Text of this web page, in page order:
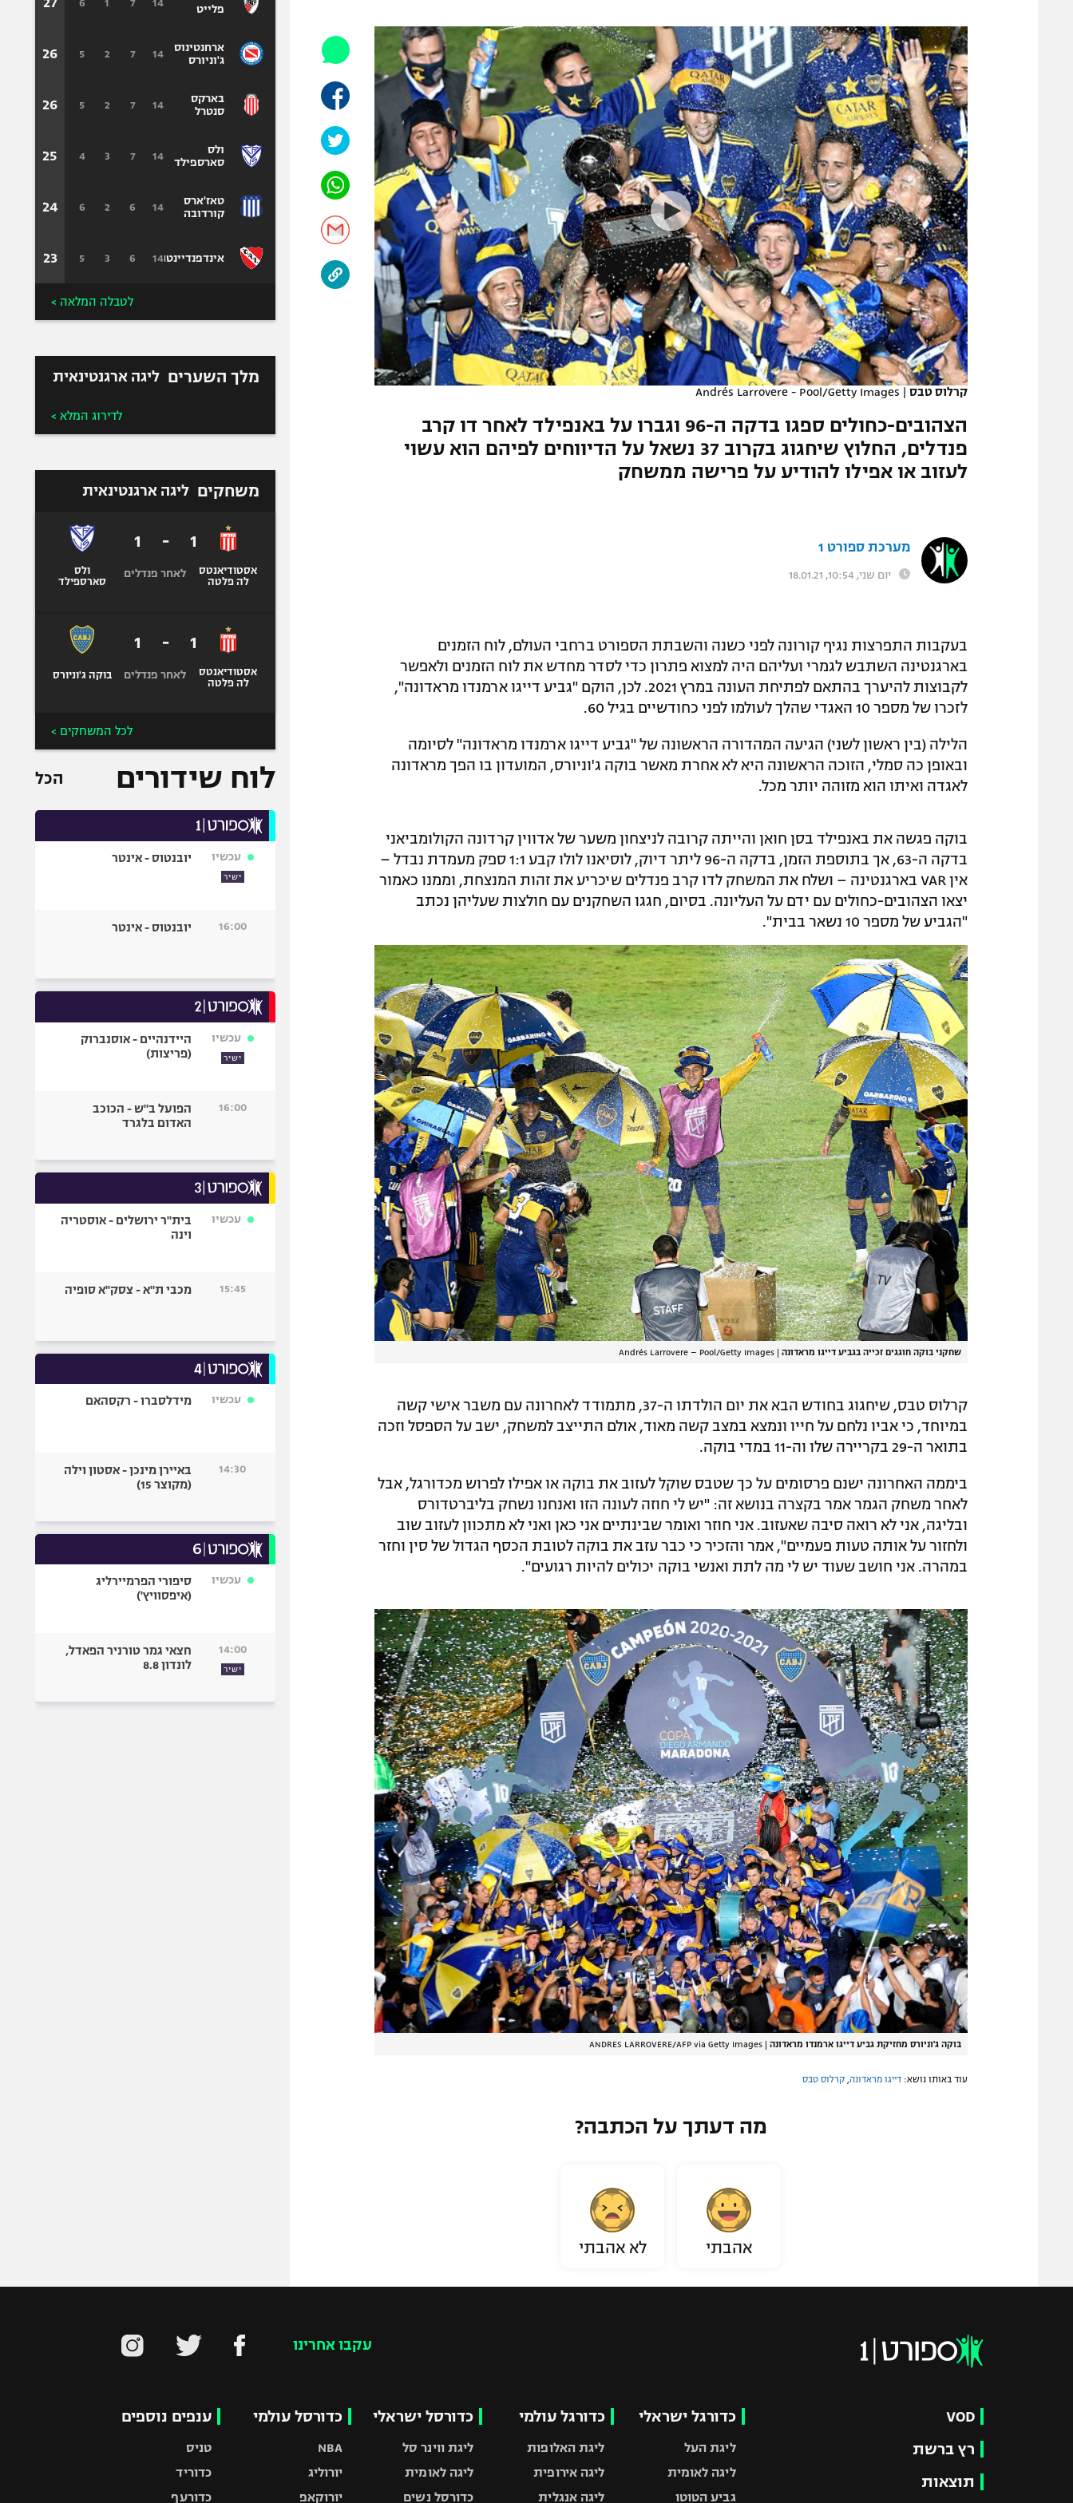
תקנון משתתפים וזוכים בפרסים
תקנון עבור פעילות אלקטרה
תקנון עבור פעילות ספורט 1 – "מרלן"
טניס
גיימינג E-Sports
תנאי שימוש
מדיניות פרטיות
תקנון פעילות ספורט 1
רשיון להקרנה פומבית לבית עסק
הצטרפות לחבילת הערוצים
לוח דרושים – ג'ובנט
תגיות
המגזין
הפועל תל אביב
הפועל חיפה
הפועל באר שבע
מכבי נתניה
בני יהודה
ליגה סינית
ליגה ברזילאית
ליגות נוספות
ספורט מוטורי
פוטבול אמריקאי NFL
ואקסטרים
גיימינג E-Sports
קרלוס טבס |
Andrés Larrovere - Pool/Getty Images
הצהובים-כחולים ספגו בדקה ה-96 וגברו על באנפילד לאחר דו קרב
פנדלים, החלוץ שיחגוג בקרוב 37 נשאל על הדיווחים לפיהם הוא עשוי
לעזוב או אפילו להודיע על פרישה ממשחק
מערכת ספורט 1
יום שני, 10:54, 18.01.21
בעקבות התפרצות נגיף קורונה לפני כשנה והשבתת הספורט ברחבי העולם, לוח הזמנים
בארגנטינה השתבש לגמרי ועליהם היה למצוא פתרון כדי לסדר מחדש את לוח הזמנים ולאפשר
לקבוצות להיערך בהתאם לפתיחת העונה במרץ 2021. לכן, הוקם "גביע דייגו ארמנדו מראדונה",
לזכרו של מספר 10 האגדי שהלך לעולמו לפני כחודשיים בגיל 60.
הלילה (בין ראשון לשני) הגיעה המהדורה הראשונה של "גביע דייגו ארמנדו מראדונה" לסיומה
ובאופן כה סמלי, הזוכה הראשונה היא לא אחרת מאשר בוקה ג'וניורס, המועדון בו הפך מראדונה
לאגדה ואיתו הוא מזוהה יותר מכל.
בוקה פגשה את באנפילד בסן חואן והייתה קרובה לניצחון משער של אדווין קרדונה הקולומביאני
בדקה ה-63, אך בתוספת הזמן, בדקה ה-96 ליתר דיוק, לוסיאנו לולו קבע 1:1 ספק מעמדת נבדל –
אין VAR בארגנטינה – ושלח את המשחק לדו קרב פנדלים שיכריע את זהות המנצחת, וממנו כאמור
יצאו הצהובים-כחולים עם ידם על העליונה. בסיום, חגגו השחקנים עם חולצות שעליהן נכתב
"הגביע של מספר 10 נשאר בבית".
שחקני בוקה חוגגים זכייה בגביע דייגו מראדונה |
Andrés Larrovere – Pool/Getty Images
קרלוס טבס, שיחגוג בחודש הבא את יום הולדתו ה-37, מתמודד לאחרונה עם משבר אישי קשה
במיוחד, כי אביו נלחם על חייו ונמצא במצב קשה מאוד, אולם התייצב למשחק, ישב על הספסל וזכה
בתואר ה-29 בקריירה שלו וה-11 במדי בוקה.
ביממה האחרונה ישנם פרסומים על כך שטבס שוקל לעזוב את בוקה או אפילו לפרוש מכדורגל, אבל
לאחר משחק הגמר אמר בקצרה בנושא זה: "יש לי חוזה לעונה הזו ואנחנו נשחק בליברטדורס
ובליגה, אני לא רואה סיבה שאעזוב. אני חוזר ואומר שבינתיים אני כאן ואני לא מתכוון לעזוב שוב
ולחזור על אותה טעות פעמיים", אמר והזכיר כי כבר עזב את בוקה לטובת הכסף הגדול של סין וחזר
במהרה. אני חושב שעוד יש לי מה לתת ואנשי בוקה יכולים להיות רגועים".
בוקה ג'וניורס מחזיקת גביע דייגו ארמנדו מראדונה |
ANDRES LARROVERE/AFP via Getty Images
עוד באותו נושא: דייגו מראדונה קרלוס טבס
מה דעתך על הכתבה?
אהבתי לא אהבתי
פלייט
ארחנטינוס
ג'וניורס
בארקס
סנטרל
ולס
סארספילד
טאז'ארס
קורדובה
אינדפנדיינטה
14
7
1
6
14
7
2
5
14
7
2
5
14
7
3
4
14
6
2
6
14
6
3
5
26
26
25
24
23
לטבלה המלאה >
מלך השערים ליגה ארגנטינאית
לדירוג המלא >
משחקים ליגה ארגנטינאית
אסטודיאנטס
לה פלטה
1
-
1
לאחר פנדלים
ולס
סארספילד
אסטודיאנטס
לה פלטה
1
-
1
לאחר פנדלים בוקה ג'וניורס
לכל המשחקים >
לוח שידורים הכל
עכשיו
ישיר
יובנטוס - אינטר
16:00 יובנטוס - אינטר
עכשיו
ישיר
היידנהיים - אוסנברוק
(פריצות)
16:00
הפועל ב"ש - הכוכב
האדום בלגרד
עכשיו
בית"ר ירושלים - אוסטריה
וינה
15:45 מכבי ת"א - צסק"א סופיה
עכשיו מידלסברו - רקסהאם
14:30
באיירן מינכן - אסטון וילה
(מקוצר 15)
עכשיו
סיפורי הפרמיירליג
(איפסוויץ')
14:00
ישיר
חצאי גמר טורניר הפאדל,
לונדון 8.8
עקבו אחרינו
VOD
רץ ברשת
תוצאות
כדורגל ישראלי
ליגת העל
ליגה לאומית
גביע הטוטו
כדורגל עולמי
ליגת האלופות
ליגה אירופית
ליגה אנגלית
כדורסל ישראלי
ליגת ווינר סל
ליגה לאומית
כדורסל נשים
כדורסל עולמי
NBA
יורוליג
יורוקאפ
ענפים נוספים
טניס
כדוריד
כדורעף